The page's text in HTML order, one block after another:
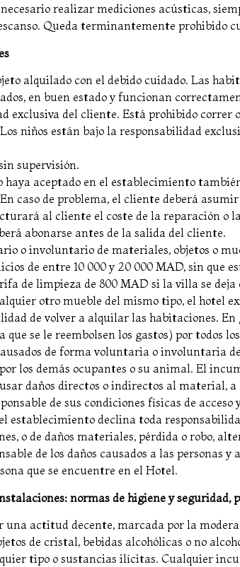
necesario realizar mediciones acústicas,
Queda terminantemente prohibido
alquilado con el debido cuidado. Las
en buen estado y funcionan
exclusiva del cliente. Está prohibido
niños están bajo la responsabilidad
supervisión.
haya aceptado en el establecimiento
caso de problema, el cliente deberá
al cliente el coste de la reparación
abonarse antes de la salida del cliente.
o involuntario de materiales, objetos o
de entre 10 000 y 20 000 MAD, sin que
de limpieza de 800 MAD si la villa se deja
otro mueble del mismo tipo, el hotel
de volver a alquilar las habitaciones.
que se le reembolsen los gastos) por todos
de forma voluntaria o involuntaria
los demás ocupantes o su animal. El
daños directos o indirectos al material,
de sus condiciones físicas de
establecimiento declina toda
o de daños materiales, pérdida o robo,
de los daños causados a las personas
que se encuentre en el Hotel.
normas de higiene y seguridad,
actitud decente, marcada por la
de cristal, bebidas alcohólicas o no
tipo o sustancias ilícitas. Cualquier